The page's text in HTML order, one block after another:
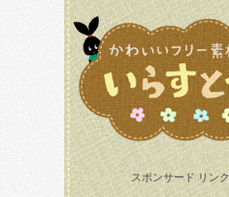
スポンサード リンク